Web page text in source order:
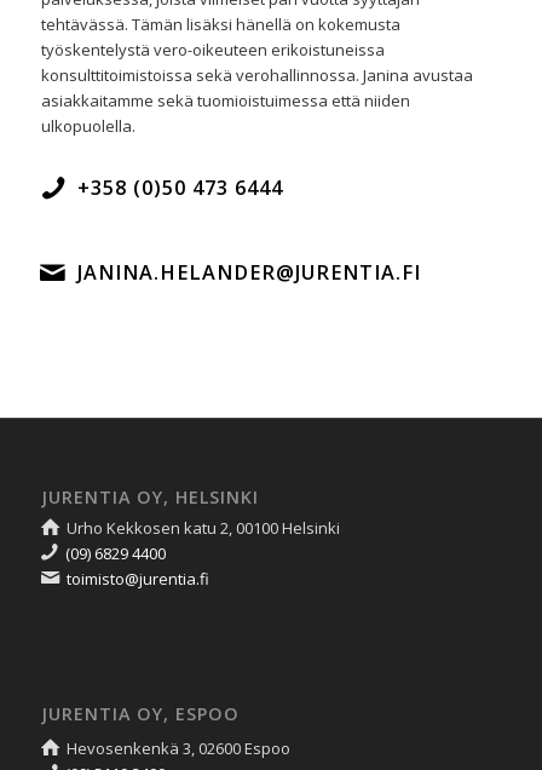
tehtävässä. Tämän lisäksi hänellä on kokemusta
työskentelystä vero-oikeuteen erikoistuneissa
konsulttitoimistoissa sekä verohallinnossa. Janina avustaa
asiakkaitamme sekä tuomioistuimessa että niiden
ulkopuolella.
+358 (0)50 473 6444
JANINA.HELANDER@JURENTIA.FI
JURENTIA OY, HELSINKI
Urho Kekkosen katu 2, 00100 Helsinki
(09) 6829 4400
toimisto@jurentia.fi
JURENTIA OY, ESPOO
Hevosenkenkä 3, 02600 Espoo